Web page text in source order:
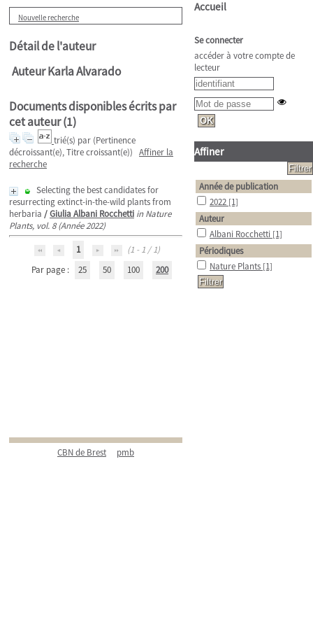
Nouvelle recherche
Détail de l'auteur
Auteur Karla Alvarado
Documents disponibles écrits par
cet auteur (1)
trié(s) par (Pertinence
décroissant(e), Titre croissant(e)) Affiner la
recherche
Selecting the best candidates for
resurrecting extinct-in-the-wild plants from
herbaria /Giulia Albani Rocchetti in Nature
Plants, vol. 8 (Année 2022)
1
(1 - 1 / 1)
Par page :
25 50 100 200
CBN de Brest pmb
Accueil
Se connecter
accéder à votre compte de
lecteur
Affiner
Année de publication
2022 [1]
Auteur
Albani Rocchetti [1]
Périodiques
Nature Plants [1]